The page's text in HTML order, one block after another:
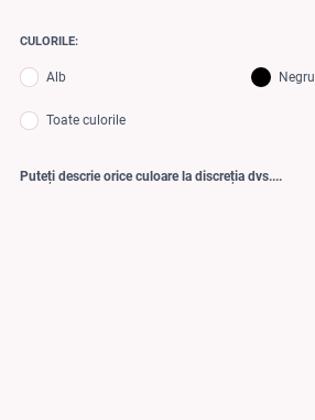
CULORILE:
Alb Negru
Toate culorile
Puteți descrie orice culoare la discreția dvs....